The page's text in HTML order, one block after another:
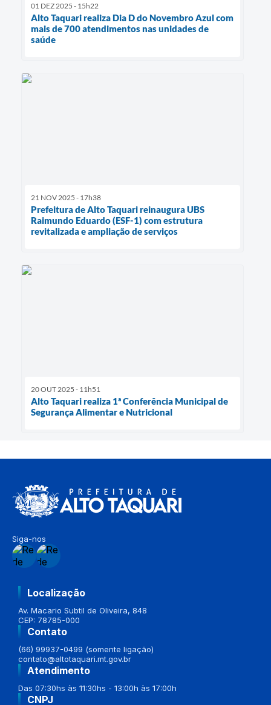
01 DEZ 2025 - 15h22
Alto Taquari realiza Dia D do Novembro Azul com
mais de 700 atendimentos nas unidades de
saúde
21 NOV 2025 - 17h38
Prefeitura de Alto Taquari reinaugura UBS
Raimundo Eduardo (ESF-1) com estrutura
revitalizada e ampliação de serviços
20 OUT 2025 - 11h51
Alto Taquari realiza 1ª Conferência Municipal de
Segurança Alimentar e Nutricional
Siga-nos
Localização
Av. Macario Subtil de Oliveira, 848
CEP: 78785-000
Contato
(66) 99937-0499 (somente ligação)
contato@altotaquari.mt.gov.br
Atendimento
Das 07:30hs às 11:30hs - 13:00h às 17:00h
CNPJ